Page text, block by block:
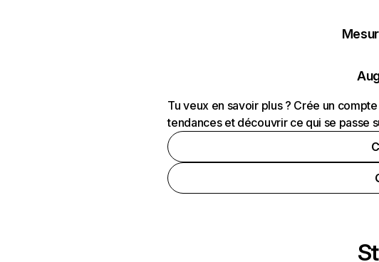
Tu veux en savoir plus ? Crée un
tendances et découvrir ce qui se passe